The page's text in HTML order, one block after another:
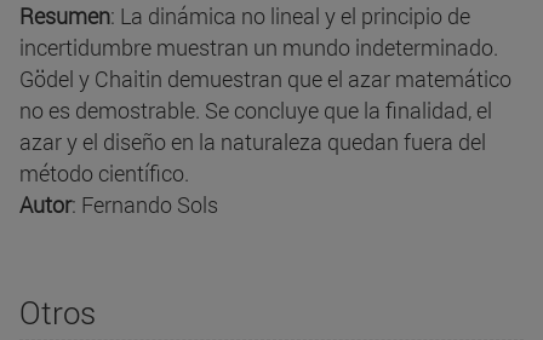
Resumen: La dinámica no lineal y el principio de
incertidumbre muestran un mundo indeterminado.
Gödel y Chaitin demuestran que el azar matemático
no es demostrable. Se concluye que la finalidad, el
azar y el diseño en la naturaleza quedan fuera del
método científico.
Autor: Fernando Sols
Otros